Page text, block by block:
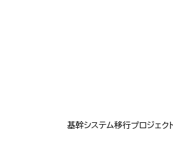
基幹システム移行プロジェク